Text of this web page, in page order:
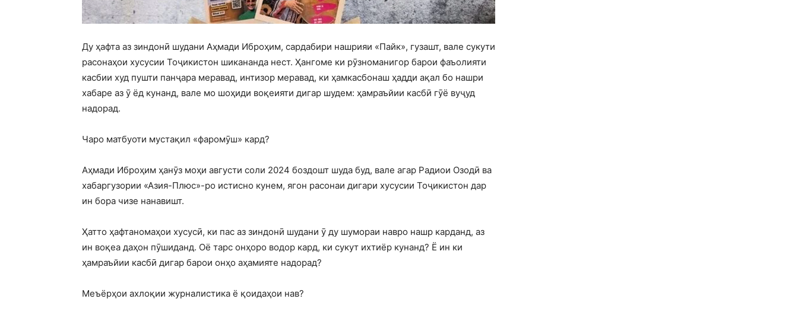
Ду ҳафта аз зиндонӣ шудани Аҳмади Иброҳим, сардабири нашрияи «Пайк», гузашт, вале сукути
расонаҳои хусусии Тоҷикистон шикананда нест. Ҳангоме ки рӯзноманигор барои фаъолияти
касбии худ пушти панҷара меравад, интизор меравад, ки ҳамкасбонаш ҳадди ақал бо нашри
хабаре аз ӯ ёд кунанд, вале мо шоҳиди воқеияти дигар шудем: ҳамраъйии касбӣ гӯё вуҷуд
надорад.
Чаро матбуоти мустақил «фаромӯш» кард?
Аҳмади Иброҳим ҳанӯз моҳи августи соли 2024 боздошт шуда буд, вале агар Радиои Озодӣ ва
хабаргузории «Азия-Плюс»-ро истисно кунем, ягон расонаи дигари хусусии Тоҷикистон дар
ин бора чизе нанавишт.
Ҳатто ҳафтаномаҳои хусусӣ, ки пас аз зиндонӣ шудани ӯ ду шумораи навро нашр карданд, аз
ин воқеа даҳон пӯшиданд. Оё тарс онҳоро водор кард, ки сукут ихтиёр кунанд? Ё ин ки
ҳамраъйии касбӣ дигар барои онҳо аҳамияте надорад?
Меъёрҳои ахлоқии журналистика ё қоидаҳои нав?